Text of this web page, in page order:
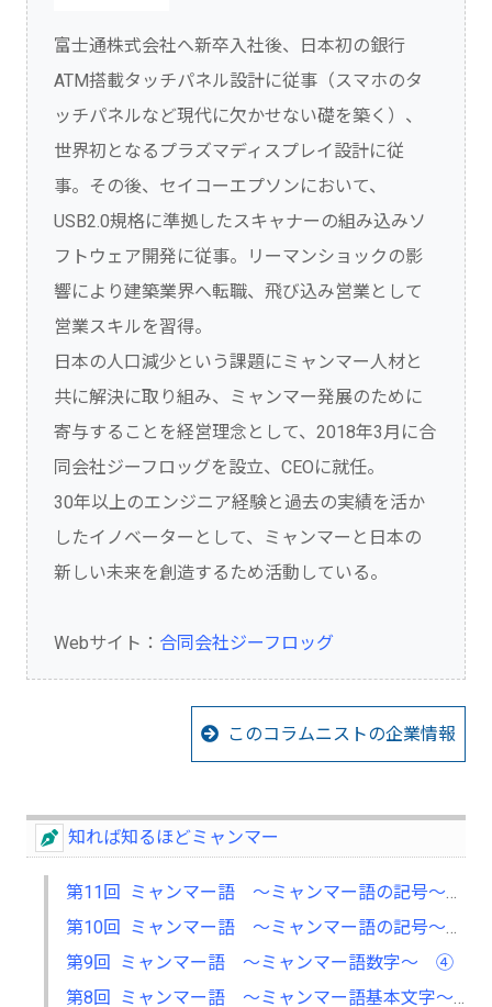
富士通株式会社へ新卒入社後、日本初の銀行
ATM搭載タッチパネル設計に従事（スマホのタ
ッチパネルなど現代に欠かせない礎を築く）、
世界初となるプラズマディスプレイ設計に従
事。その後、セイコーエプソンにおいて、
USB2.0規格に準拠したスキャナーの組み込みソ
フトウェア開発に従事。リーマンショックの影
響により建築業界へ転職、飛び込み営業として
営業スキルを習得。
日本の人口減少という課題にミャンマー人材と
共に解決に取り組み、ミャンマー発展のために
寄与することを経営理念として、2018年3月に合
同会社ジーフロッグを設立、CEOに就任。
30年以上のエンジニア経験と過去の実績を活か
したイノベーターとして、ミャンマーと日本の
新しい未来を創造するため活動している。
Webサイト： 合同会社ジーフロッグ
このコラムニストの企業情報
知れば知るほどミャンマー
第9回 ミャンマー語 ～ミャンマー語数字～ ④